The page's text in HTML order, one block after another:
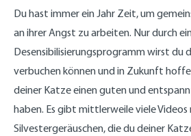
Du hast immer ein Jahr Zeit, um
an ihrer Angst zu arbeiten. Nur durch
Desensibilisierungsprogramm wirst du
verbuchen können und in Zukunft
deiner Katze einen guten und
haben. Es gibt mittlerweile viele Videos
Silvestergeräuschen, die du deiner